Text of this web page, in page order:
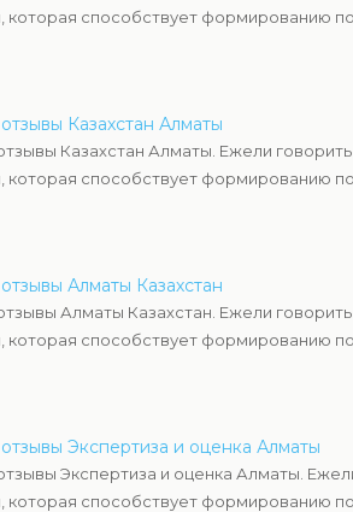
которая способствует формированию
Казахстан Алматы
Казахстан Алматы. Ежели
которая способствует формированию
Алматы Казахстан
Алматы Казахстан. Ежели
которая способствует формированию
Экспертиза и оценка Алматы
Экспертиза и оценка Алматы.
которая способствует формированию